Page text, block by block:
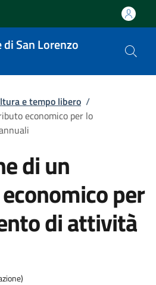
di San Lorenzo
e tempo libero /
economico per lo
di un
per
di attività